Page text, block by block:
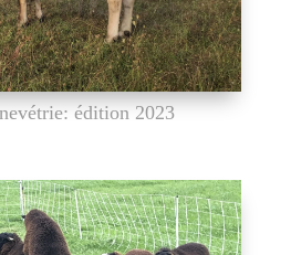
édition 2023